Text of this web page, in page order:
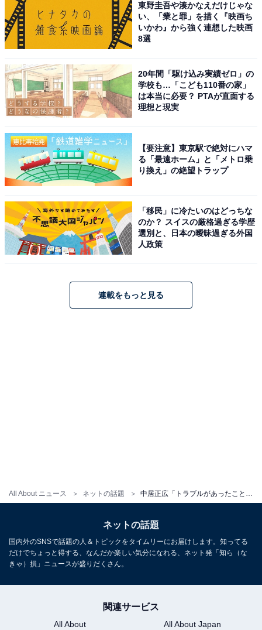
All About ニュース ネットの話題
東野圭吾や湊かなえだけじゃな
い、「業と罪」を描く『映画ち
いかわ』から強く連想した映画
8選
20年間「駆け込み実績ゼロ」の
学校も…「こども110番の家」
は本当に必要？ PTAが直面する
理想と現実
【要注意】東京駅で絶対にハマ
る「最遠ホーム」と「メトロ乗
り換え」の絶望トラップ
「移民」に冷たいのはどっちな
のか？ スイスの厳格過ぎる学歴
選別と、日本の曖昧過ぎる外国
人政策
連載をもっと見る
ネットの話題
国内外のSNSで話題の人＆トピックをタイムリーにお届けします。知ってる
だけでちょっと得する、なんだか楽しい気分になれる、ネット発「知ら（な
きゃ）損」ニュースが盛りだくさん。
関連サービス
All About
All About Japan